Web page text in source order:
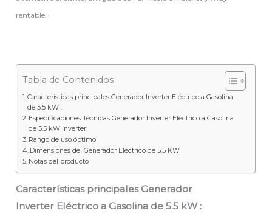
rentable.
Tabla de Contenidos
Características principales Generador Inverter Eléctrico a Gasolina
de 5.5 kW :
Especificaciones Técnicas Generador Inverter Eléctrico a Gasolina
de 5.5 kW Inverter:
Rango de uso óptimo
Dimensiones del Generador Eléctrico de 5.5 KW
Notas del producto
Características principales Generador
Inverter Eléctrico a Gasolina de 5.5 kW :